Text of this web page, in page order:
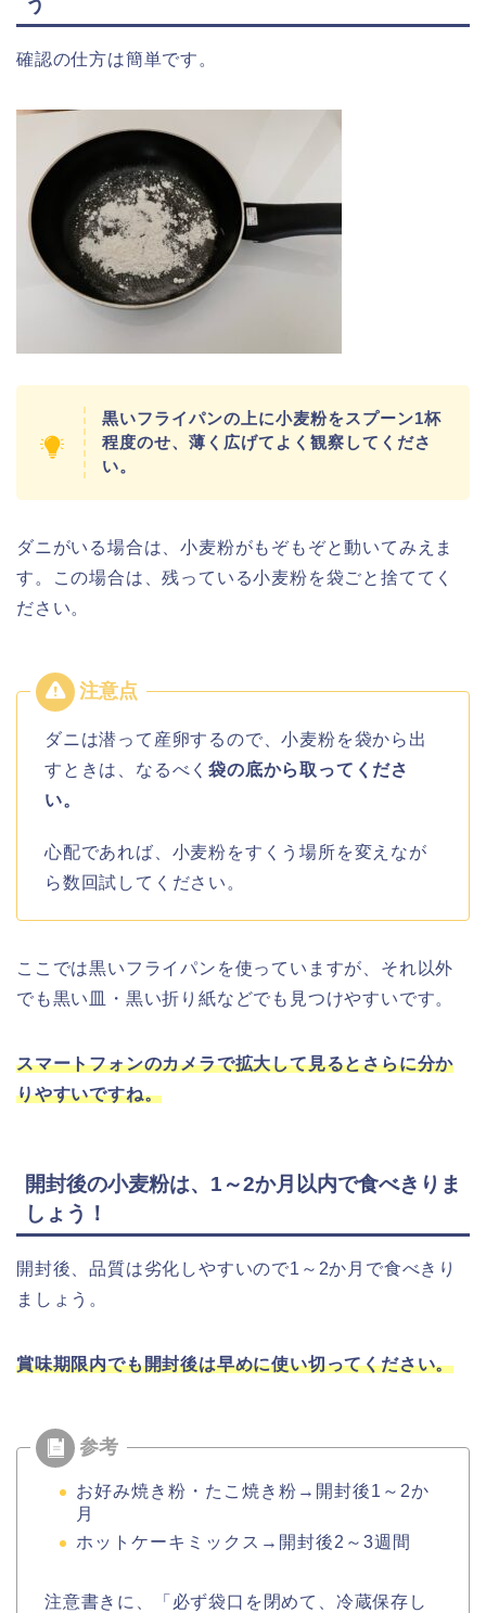
確認の仕方は簡単です。
黒いフライパンの上に小麦粉をスプーン1杯
程度のせ、薄く広げてよく観察してくださ
い。
ダニがいる場合は、小麦粉がもぞもぞと動いてみえま
す。この場合は、残っている小麦粉を袋ごと捨ててく
ださい。
ダニは潜って産卵するので、小麦粉を袋から出
すときは、なるべく袋の底から取ってくださ
い。
心配であれば、小麦粉をすくう場所を変えなが
ら数回試してください。
ここでは黒いフライパンを使っていますが、それ以外
でも黒い皿・黒い折り紙などでも見つけやすいです。
スマートフォンのカメラで拡大して見るとさらに分か
りやすいですね。
開封後の小麦粉は、1～2か月以内で食べきりま
しょう！
開封後、品質は劣化しやすいので1～2か月で食べきり
ましょう。
賞味期限内でも開封後は早めに使い切ってください。
お好み焼き粉・たこ焼き粉→開封後1～2か
月
ホットケーキミックス→開封後2～3週間
注意書きに、「必ず袋口を閉めて、冷蔵保存し